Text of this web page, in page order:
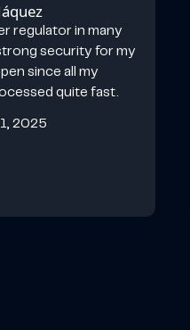
regulator in many
security for my
since all my
quite fast.
2025